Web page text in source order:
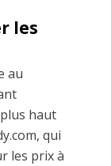
les
au
haut
qui
les prix à